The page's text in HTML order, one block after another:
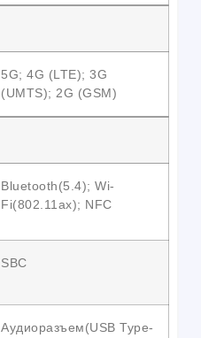
5G; 4G (LTE); 3G
(UMTS); 2G (GSM)
Bluetooth(5.4); Wi-
Fi(802.11ax); NFC
SBC
Аудиоразъем(USB Type-